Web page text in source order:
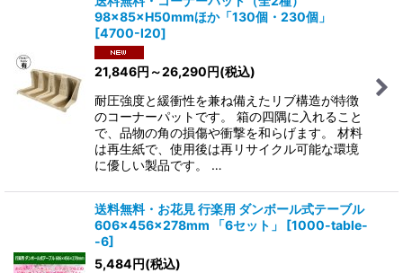
98×85×H50mmほか「130個・230個」
[4700-l20]
21,846円 ～26,290 円(税込)
耐圧強度と緩衝性を兼ね備えたリブ構造が特徴
のコーナーパットです。 箱の四隅に入れること
で、品物の角の損傷や衝撃を和らげます。 材料
は再生紙で、使用後は再リサイクル可能な環境
に優しい製品です。 …
送料無料・お花見 行楽用 ダンボール式テーブル
606×456×278mm 「6セット」
[1000-table-
-6]
5,484 円(税込)